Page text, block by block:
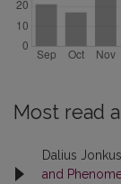
Most read
Dalius Jonkus,
and